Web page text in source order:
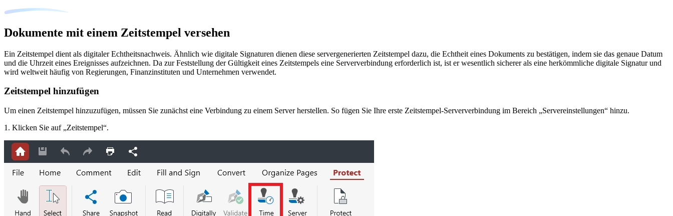
Dokumente mit einem Zeitstempel versehen
Ein Zeitstempel dient als digitaler Echtheitsnachweis. Ähnlich wie digitale Signaturen dienen diese servergenerierten Zeitstempel dazu, die Echtheit eines Dokuments zu bestätigen, indem sie das genaue Datum
und die Uhrzeit eines Ereignisses aufzeichnen. Da zur Feststellung der Gültigkeit eines Zeitstempels eine Serververbindung erforderlich ist, ist er wesentlich sicherer als eine herkömmliche digitale Signatur und
wird weltweit häufig von Regierungen, Finanzinstituten und Unternehmen verwendet.
Zeitstempel hinzufügen
Um einen Zeitstempel hinzuzufügen, müssen Sie zunächst eine Verbindung zu einem Server herstellen. So fügen Sie Ihre erste Zeitstempel-Serververbindung im Bereich „Servereinstellungen“ hinzu.
1. Klicken Sie auf „Zeitstempel“.